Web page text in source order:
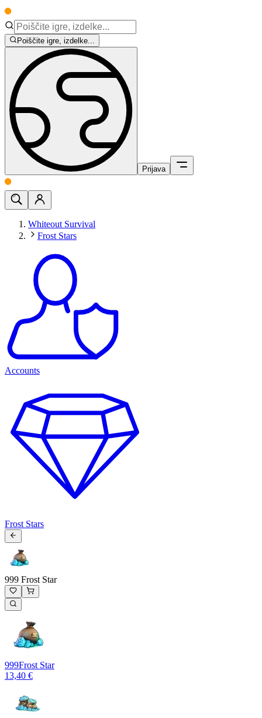
Poiščite igre, izdelke...
Prijava
Whiteout Survival
Frost Stars
Accounts
Frost Stars
999 Frost Star
999Frost Star
13,40 €